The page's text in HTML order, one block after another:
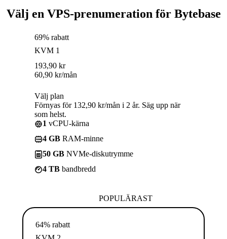
Välj en VPS-prenumeration för Bytebase
69% rabatt
KVM 1
193,90 kr
60,90 kr/mån
Välj plan
Förnyas för 132,90 kr/mån i 2 år. Säg upp när
som helst.
1 vCPU-kärna
4 GB RAM-minne
50 GB NVMe-diskutrymme
4 TB bandbredd
POPULÄRAST
64% rabatt